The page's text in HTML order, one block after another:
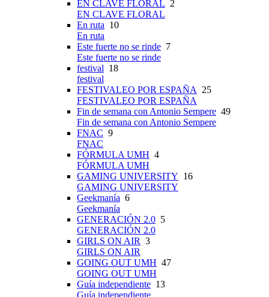
EN CLAVE FLORAL 2
EN CLAVE FLORAL
En ruta 10
En ruta
Este fuerte no se rinde 7
Este fuerte no se rinde
festival 18
festival
FESTIVALEO POR ESPAÑA 25
FESTIVALEO POR ESPAÑA
Fin de semana con Antonio Sempere 49
Fin de semana con Antonio Sempere
FNAC 9
FNAC
FÓRMULA UMH 4
FÓRMULA UMH
GAMING UNIVERSITY 16
GAMING UNIVERSITY
Geekmanía 6
Geekmanía
GENERACIÓN 2.0 5
GENERACIÓN 2.0
GIRLS ON AIR 3
GIRLS ON AIR
GOING OUT UMH 47
GOING OUT UMH
Guía independiente 13